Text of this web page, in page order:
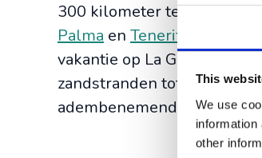
This
We use
other
300 kilometer ten westen
Palma en Tenerife
veel
vakantie op La Gomera is
zandstranden tot aan
adembenemend.